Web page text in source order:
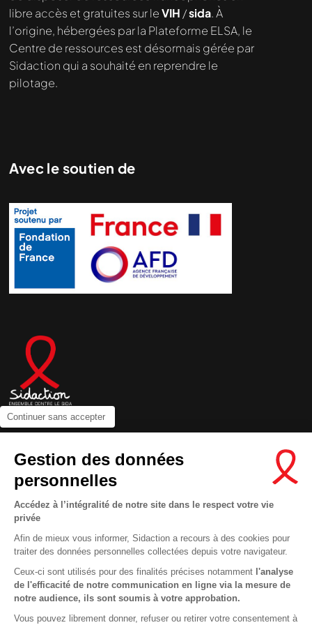
Continuer sans accepter
Gestion des données
personnelles
Accédez à l’intégralité de notre site dans le respect votre vie
privée
Afin de mieux vous informer, Sidaction a recours à des cookies pour
traiter des données personnelles collectées depuis votre navigateur.
Ceux-ci sont utilisés pour des finalités précises notamment l'analyse
de l'efficacité de notre communication en ligne via la mesure de
notre audience, ils sont soumis à votre approbation.
Vous pouvez librement donner, refuser ou retirer votre consentement à
libre accès et gratuites sur leVIH /sida. À
l’origine, hébergées par la Plateforme ELSA, le
Centre de ressources est désormais gérée par
Sidaction qui a souhaité en reprendre le
pilotage.
Avec le soutien de
Newsletter
Nous suivre sur les réseaux :
MENTIONS LÉGALES
CONDITIONS D’UTILISATION ET PROTECTION DES DONNÉES
COOKIES